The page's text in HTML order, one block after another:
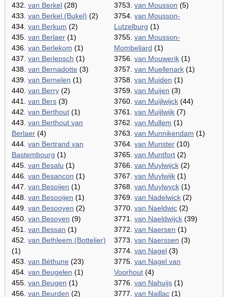
432. van Berkel (28)
433. van Berkel (Bukel) (2)
434. van Berkum (2)
435. van Berlaer (1)
436. van Berlekom (1)
437. van Berlepsch (1)
438. van Bernadotte (3)
439. van Bernelen (1)
440. van Berry (2)
441. van Bers (3)
442. van Berthout (1)
443. van Berthout van
Berlaer (4)
444. van Bertrand van
Bastembourg (1)
445. van Besalu (1)
446. van Besancon (1)
447. van Besoijen (1)
448. van Besooijen (1)
449. van Besooyen (2)
450. van Besoyen (9)
451. van Bessan (1)
452. van Bethleem (Bottelier)
(1)
453. van Béthune (23)
454. van Beugelen (1)
455. van Beugen (1)
456. van Beurden (2)
3753. van Mousson (5)
3754. van Mousson-
Lutzelburg (1)
3755. van Mousson-
Mombeliard (1)
3756. van Mouwerik (1)
3757. van Muellenark (1)
3758. van Muiden (1)
3759. van Muijen (3)
3760. van Muijlwijck (44)
3761. van Muijlwijk (7)
3762. van Mullem (1)
3763. van Munnikendam (1)
3764. van Munster (10)
3765. van Muntfort (2)
3766. van Muylwijck (2)
3767. van Muylwijk (1)
3768. van Muylwyck (1)
3769. van Nadelwick (2)
3770. van Naeldwic (2)
3771. van Naeldwijck (39)
3772. van Naersen (1)
3773. van Naerssen (3)
3774. van Nagel (3)
3775. van Nagel van
Voorhout (4)
3776. van Nahuijs (1)
3777. van Naillac (1)